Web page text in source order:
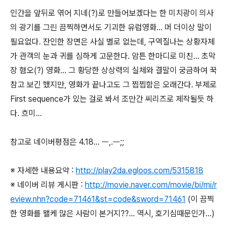
인간을 앞뒤로 엮어 지네(?)로 만들어보겠다는 한 미치광이 의사
의 광기를 그린 끔찍하면서도 기괴한 유럽영화... 머 더이상 말이
필요없다. 잔인한 장면은 사실 별로 없는데, 구역질나는 상황자체
가 관객의 눈과 귀를 심하게 고문한다. 암튼 한마디로 미친... 초막
장 혐오(?) 영화... 그 황당한 상상력의 실체와 결말이 궁금하여 꾹
참고 보긴 했지만, 영화가 끝나고도 그 찝찝함은 오래간다. 부제로
First sequence가 있는 걸로 봐서 조만간 씨리즈로 제작될듯 하
다. 흐미...
참고로 네이버평점은 4.18... ㅡ,.ㅡ;;
※ 자세한 내용요약 : http://play2da.egloos.com/5315818
※ 네이버 리뷰 게시판 : http://movie.naver.com/movie/bi/mi/r
eview.nhn?code=71461&st=code&sword=71461 (이 끔찍
한 영화를 왤케 많은 사람이 본거지??... 역시, 호기심때문인가...)